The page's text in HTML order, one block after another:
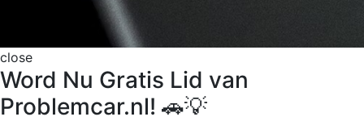
close
Word Nu Gratis Lid van
Problemcar.nl! 🚗💡